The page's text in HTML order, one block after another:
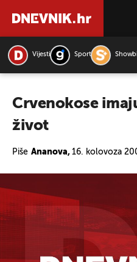
Vijesti Sport
Crvenokose
život
Piše Ananova, 16. kolovoza
PRETRAŽITE VIJESTI